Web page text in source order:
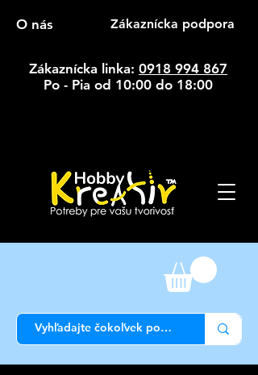
O nás Zákaznícka podpora
Zákaznícka linka: 0918 994 867
Po - Pia od 10:00 do 18:00